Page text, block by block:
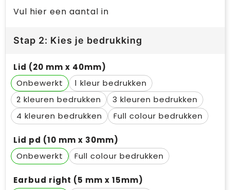
Vul hier een aantal in
Stap 2: Kies je bedrukking
Lid (20 mm x 40mm)
Onbewerkt
1
2
3
4
Full colour
Lid pd (10 mm x 30mm)
Onbewerkt
Full colour
Earbud right (5 mm x 15mm)